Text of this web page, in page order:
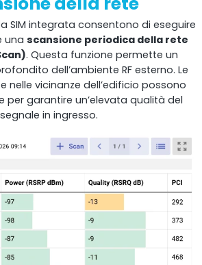
SIM integrata consentono di eseguire
una scansione periodica della rete
. Questa funzione permette un
dell’ambiente RF esterno. Le
nelle vicinanze dell’edificio possono
per garantire un’elevata qualità del
segnale in ingresso.